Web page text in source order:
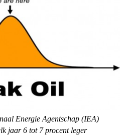
Energie Agentschap (IEA)
jaar 6 tot 7 procent leger